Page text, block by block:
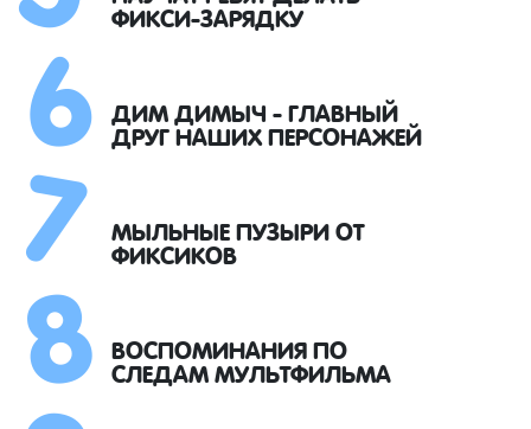
ФИКСИ-ЗАРЯДКУ
ДИМ ДИМЫЧ - ГЛАВНЫЙ
ДРУГ НАШИХ ПЕРСОНАЖЕЙ
МЫЛЬНЫЕ ПУЗЫРИ ОТ
ФИКСИКОВ
ВОСПОМИНАНИЯ ПО
СЛЕДАМ МУЛЬТФИЛЬМА